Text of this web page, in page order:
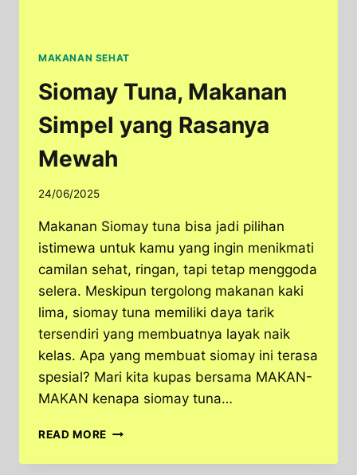
MAKANAN SEHAT
Siomay Tuna, Makanan
Simpel yang Rasanya
Mewah
24/06/2025
Makanan Siomay tuna bisa jadi pilihan
istimewa untuk kamu yang ingin menikmati
camilan sehat, ringan, tapi tetap menggoda
selera. Meskipun tergolong makanan kaki
lima, siomay tuna memiliki daya tarik
tersendiri yang membuatnya layak naik
kelas. Apa yang membuat siomay ini terasa
spesial? Mari kita kupas bersama MAKAN-
MAKAN kenapa siomay tuna…
READ MORE SIOMAY
MAKANAN